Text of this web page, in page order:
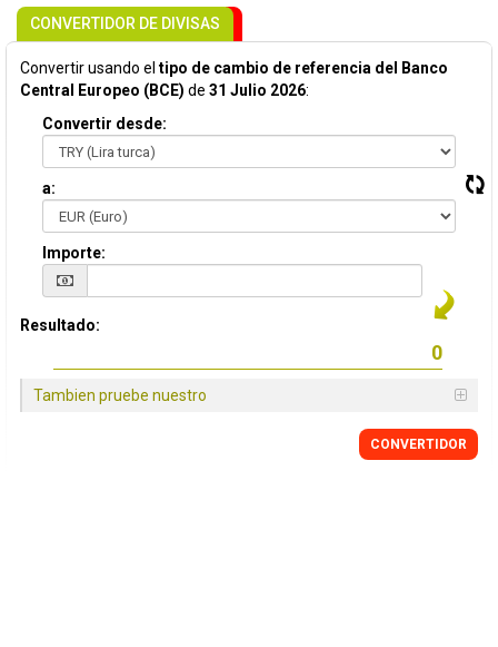
CONVERTIDOR DE DIVISAS
Convertir usando el tipo de cambio de referencia del Banco
Central Europeo (BCE) de 31 Julio 2026:
Convertir desde:
a:
Importe:
Resultado:
Tambien pruebe nuestro
CONVERTIDOR